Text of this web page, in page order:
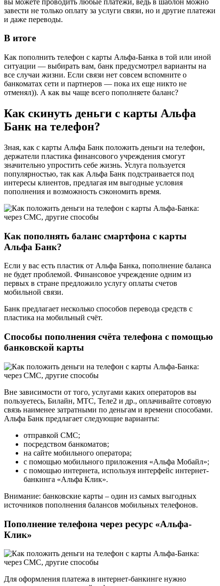
завести не только оплату за услуги связи, но и другие платежи
и даже переводы.
В итоге
Как пополнить телефон с карты Альфа-Банка в той или иной
ситуации — выбирать вам, банк предусмотрел варианты на
все случаи жизни. Если связи нет совсем вспомните о
банкоматах сети и партнеров — пока их еще никто не
отменял)). А как вы чаще всего пополняете баланс?
Как скинуть деньги с карты Альфа
Банк на телефон?
Зная, как с карты Альфа Банк положить деньги на телефон,
держатели пластика финансового учреждения смогут
значительно упростить себе жизнь. Услуга пользуется
популярностью, так как Альфа Банк подстраивается под
интересы клиентов, предлагая им выгодные условия
пополнения и возможность сэкономить время.
Как пополнять баланс смартфона с карты
Альфа Банк?
Если у вас есть пластик от Альфа Банка, пополнение баланса
не будет проблемой. Финансовое учреждение одним из
первых в стране предложило услугу оплаты счетов
мобильной связи.
Банк предлагает несколько способов перевода средств с
пластика на мобильный счёт.
Способы пополнения счёта телефона с помощью
банковской карты
Вне зависимости от того, услугами каких операторов вы
пользуетесь, Билайн, МТС, Теле2 и др., оплачивайте сотовую
связь наименее затратными по деньгам и времени способами.
Альфа Банк предлагает следующие варианты:
отправкой СМС;
посредством банкоматов;
на сайте мобильного оператора;
с помощью мобильного приложения «Альфа Мобайл»;
с помощью интернета, используя интерфейс интернет-
банкинга «Альфа Клик».
Внимание: банковские карты – один из самых выгодных
источников пополнения балансов мобильных телефонов.
Пополнение телефона через ресурс «Альфа-
Клик»
Для оформления платежа в интернет-банкинге нужно